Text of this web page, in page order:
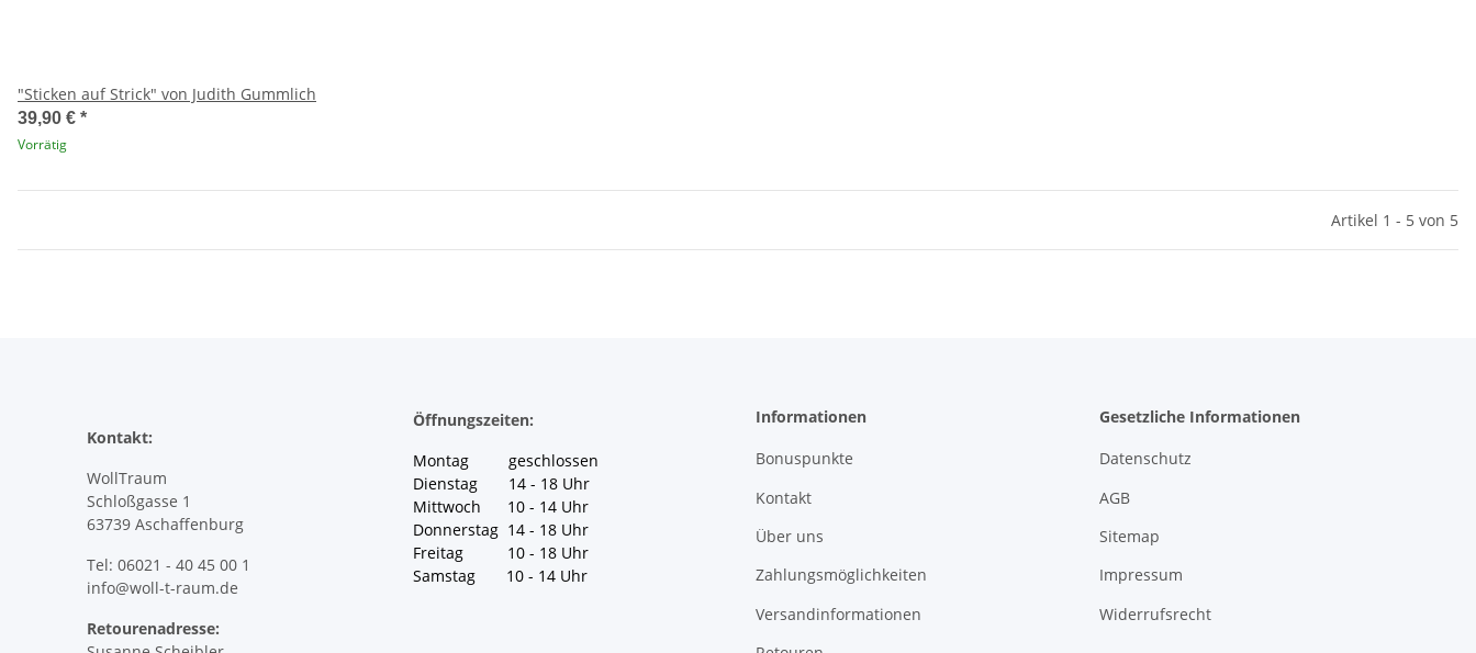
"Sticken auf Strick" von Judith Gummlich
39,90 € *
Vorrätig
Artikel 1 - 5 von 5
Kontakt:
WollTraum
Schloßgasse 1
63739 Aschaffenburg
Tel: 06021 - 40 45 00 1
info@woll-t-raum.de
Retourenadresse:
Öffnungszeiten:
Montag geschlossen
Dienstag 14 - 18 Uhr
Mittwoch 10 - 14 Uhr
Donnerstag 14 - 18 Uhr
Freitag 10 - 18 Uhr
Samstag 10 - 14 Uhr
Informationen
Bonuspunkte
Kontakt
Über uns
Zahlungsmöglichkeiten
Versandinformationen
Gesetzliche Informationen
Datenschutz
AGB
Sitemap
Impressum
Widerrufsrecht